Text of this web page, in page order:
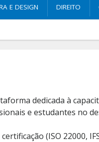
E DESIGN DIREITO
dedicada à
e estudantes no
(ISO 22000,